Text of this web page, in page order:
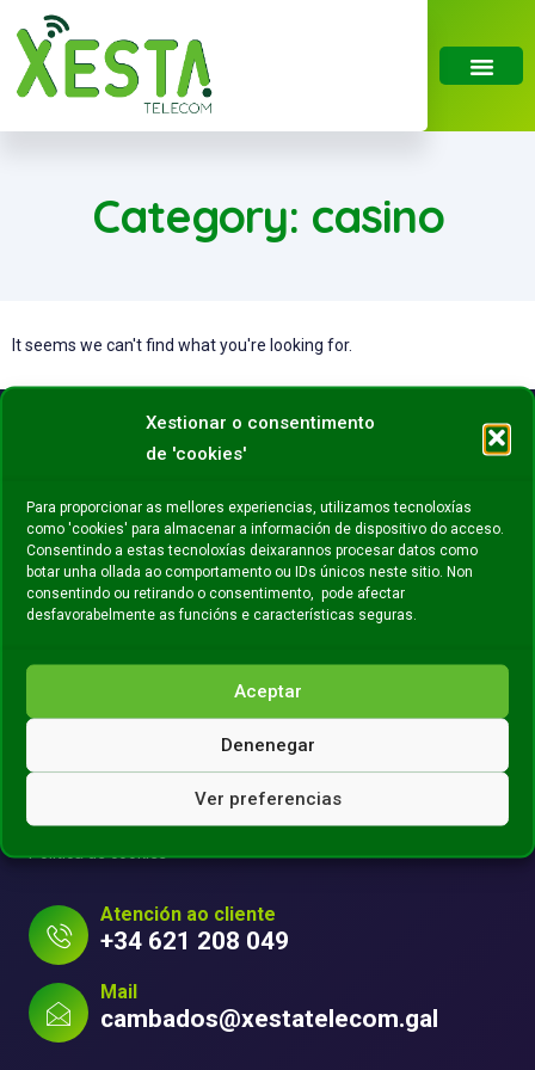
Xestionar o consentimento
de 'cookies'
Para proporcionar as mellores experiencias, utilizamos tecnoloxías
como 'cookies' para almacenar a información de dispositivo do acceso.
Consentindo a estas tecnoloxías deixarannos procesar datos como
botar unha ollada ao comportamento ou IDs únicos neste sitio. Non
consentindo ou retirando o consentimento, pode afectar
desfavorabelmente as funcións e características seguras.
Aceptar
Denenegar
Ver preferencias
Category: casino
It seems we can't find what you're looking for.
Legal
Aviso Legal
Política de cookies
Atención ao cliente
+34 621 208 049
Mail
cambados@xestatelecom.gal